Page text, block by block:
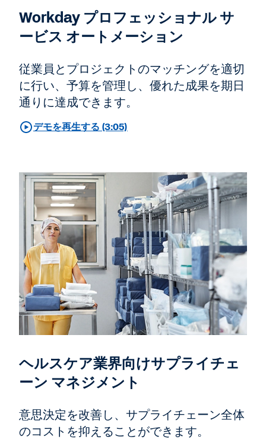
Workday プロフェッショナル サ
ービス オートメーション
従業員とプロジェクトのマッチングを適切
に行い、予算を管理し、優れた成果を期日
通りに達成できます。
デモを再生する (3:05)
ヘルスケア業界向けサプライチェ
ーン マネジメント
意思決定を改善し、サプライチェーン全体
のコストを抑えることができます。